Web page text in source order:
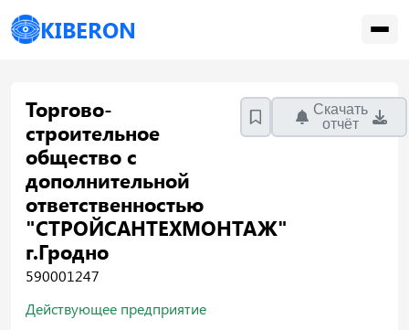
KIBERON
Торгово-
строительное
общество с
дополнительной
ответственностью
"СТРОЙСАНТЕХМОНТАЖ"
г.Гродно
590001247
Скачать
отчёт
Действующее предприятие